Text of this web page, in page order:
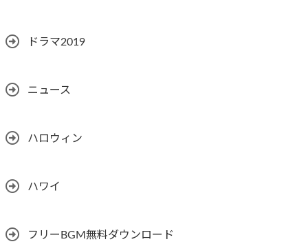
ドラマ2019
ニュース
ハロウィン
ハワイ
フリーBGM無料ダウンロード